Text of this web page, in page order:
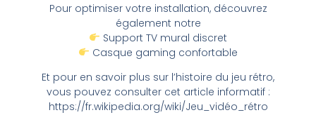
Pour optimiser votre installation, découvrez
également notre
Support TV mural discret
Casque gaming confortable
Et pour en savoir plus sur l’histoire du jeu rétro,
vous pouvez consulter cet article informatif :
https://fr.wikipedia.org/wiki/Jeu_vidéo_rétro